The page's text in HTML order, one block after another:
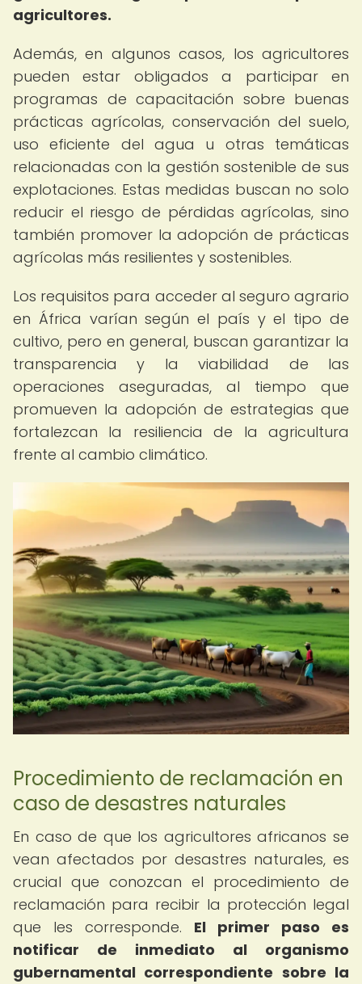
agricultores.
Además, en algunos casos, los agricultores
pueden estar obligados a participar en
programas de capacitación sobre buenas
prácticas agrícolas, conservación del suelo,
uso eficiente del agua u otras temáticas
relacionadas con la gestión sostenible de sus
explotaciones. Estas medidas buscan no solo
reducir el riesgo de pérdidas agrícolas, sino
también promover la adopción de prácticas
agrícolas más resilientes y sostenibles.
Los requisitos para acceder al seguro agrario
en África varían según el país y el tipo de
cultivo, pero en general, buscan garantizar la
transparencia y la viabilidad de las
operaciones aseguradas, al tiempo que
promueven la adopción de estrategias que
fortalezcan la resiliencia de la agricultura
frente al cambio climático.
Procedimiento de reclamación en
caso de desastres naturales
En caso de que los agricultores africanos se
vean afectados por desastres naturales, es
crucial que conozcan el procedimiento de
reclamación para recibir la protección legal
que les corresponde. El primer paso es
notificar de inmediato al organismo
gubernamental correspondiente sobre la